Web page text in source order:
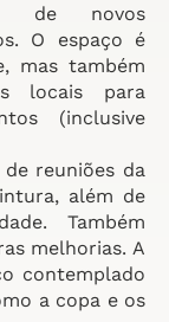
de novos
O espaço é
mas também
locais para
(inclusive
reuniões da
além de
Também
melhorias. A
contemplado
a copa e os